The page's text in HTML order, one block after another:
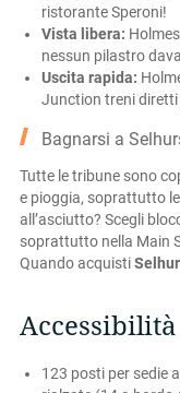
ristorante Speroni!
Vista libera:
nessun pilastro
Uscita rapida:
Junction treni diretti
Bagnarsi a
Tutte le tribune sono
e pioggia, soprattutto
all’asciutto? Scegli
soprattutto nella Main
Quando acquisti
123 posti per sedie